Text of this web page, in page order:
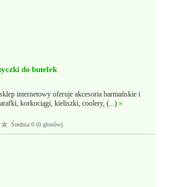
do butelek
internetowy oferuje akcesoria barmańskie i
korkociągi, kieliszki, coolery, (...)»
Średnia 0 (0 głosów)